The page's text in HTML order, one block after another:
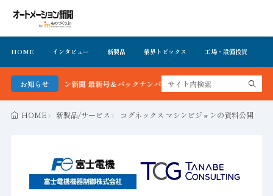
HOME インタビュー 新製品 業界トピックス 工場・設備投資
お知らせ
メーション新聞 最新号＆バックナンバーを無料で公開中 詳細はこちら
HOME 新製品/サービス コグネックス マシンビジョンの資料公開